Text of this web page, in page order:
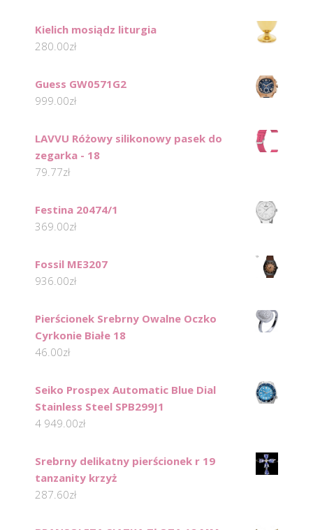
Kielich mosiądz liturgia
280.00zł
Guess GW0571G2
999.00zł
LAVVU Różowy silikonowy pasek do
zegarka - 18
79.77zł
Festina 20474/1
369.00zł
Fossil ME3207
936.00zł
Pierścionek Srebrny Owalne Oczko
Cyrkonie Białe 18
46.00zł
Seiko Prospex Automatic Blue Dial
Stainless Steel SPB299J1
4 949.00zł
Srebrny delikatny pierścionek r 19
tanzanity krzyż
287.60zł